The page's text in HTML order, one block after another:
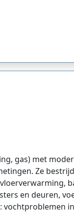
gas) met
Ze
en deuren,